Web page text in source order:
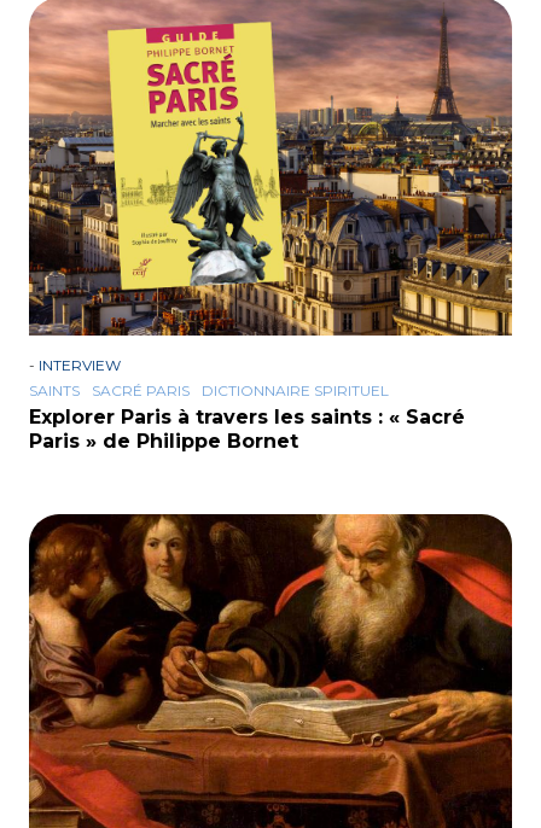
- INTERVIEW
SAINTS
SACRÉ PARIS DICTIONNAIRE SPIRITUEL
Explorer Paris à travers les saints : « Sacré
Paris » de Philippe Bornet